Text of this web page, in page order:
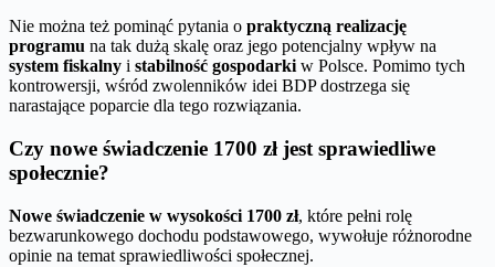
Nie można też pominąć pytania o praktyczną realizację
programu na tak dużą skalę oraz jego potencjalny wpływ na
system fiskalny i stabilność gospodarki w Polsce. Pomimo tych
kontrowersji, wśród zwolenników idei BDP dostrzega się
narastające poparcie dla tego rozwiązania.
Czy nowe świadczenie 1700 zł jest sprawiedliwe
społecznie?
Nowe świadczenie w wysokości 1700 zł, które pełni rolę
bezwarunkowego dochodu podstawowego, wywołuje różnorodne
opinie na temat sprawiedliwości społecznej.